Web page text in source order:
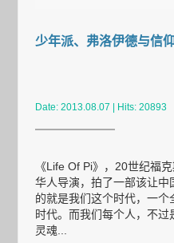
少年派、弗洛伊德与信
Date: 2013.08.07 | Hits: 20893
《Life Of Pi》，20世纪福
华人导演，拍了一部该让
的就是我们这个时代，一
时代。而我们每个人，不
灵魂...